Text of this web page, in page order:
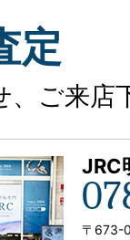
定
ご来店
JRC
〒673-